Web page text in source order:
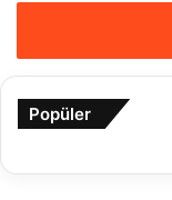
Popüler